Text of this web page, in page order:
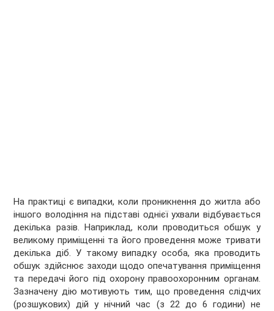
На практиці є випадки, коли проникнення до житла або
іншого володіння на підставі однієї ухвали відбувається
декілька разів. Наприклад, коли проводиться обшук у
великому приміщенні та його проведення може тривати
декілька діб. У такому випадку особа, яка проводить
обшук здійснює заходи щодо опечатування приміщення
та передачі його під охорону правоохоронним органам.
Зазначену дію мотивують тим, що проведення слідчих
(розшукових) дій у нічний час (з 22 до 6 години) не